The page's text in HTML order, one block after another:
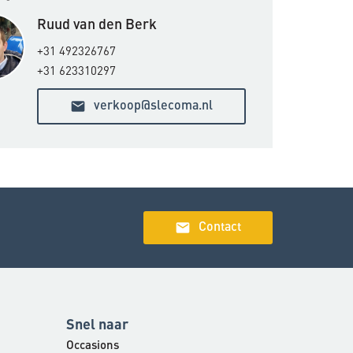
Ruud van den Berk
+31 492326767
+31 623310297
email verkoop@slecoma.nl
email Contact
Snel naar
Occasions